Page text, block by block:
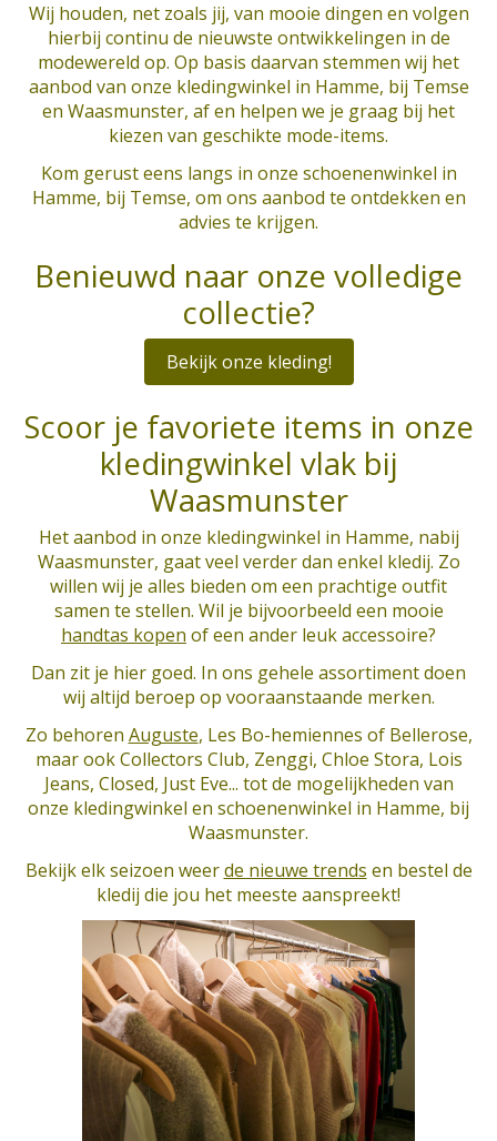
Wij houden, net zoals jij, van mooie dingen en volgen
hierbij continu de nieuwste ontwikkelingen in de
modewereld op. Op basis daarvan stemmen wij het
aanbod van onze kledingwinkel in Hamme, bij Temse
en Waasmunster, af en helpen we je graag bij het
kiezen van geschikte mode-items.
Kom gerust eens langs in onze schoenenwinkel in
Hamme, bij Temse, om ons aanbod te ontdekken en
advies te krijgen.
Benieuwd naar onze volledige
collectie?
Bekijk onze kleding!
Scoor je favoriete items in onze
kledingwinkel vlak bij
Waasmunster
Het aanbod in onze kledingwinkel in Hamme, nabij
Waasmunster, gaat veel verder dan enkel kledij. Zo
willen wij je alles bieden om een prachtige outfit
samen te stellen. Wil je bijvoorbeeld een mooie
handtas kopen of een ander leuk accessoire?
Dan zit je hier goed. In ons gehele assortiment doen
wij altijd beroep op vooraanstaande merken.
Zo behoren Auguste, Les Bo-hemiennes of Bellerose,
maar ook Collectors Club, Zenggi, Chloe Stora, Lois
Jeans, Closed, Just Eve... tot de mogelijkheden van
onze kledingwinkel en schoenenwinkel in Hamme, bij
Waasmunster.
Bekijk elk seizoen weerde nieuwe trends en bestel de
kledij die jou het meeste aanspreekt!